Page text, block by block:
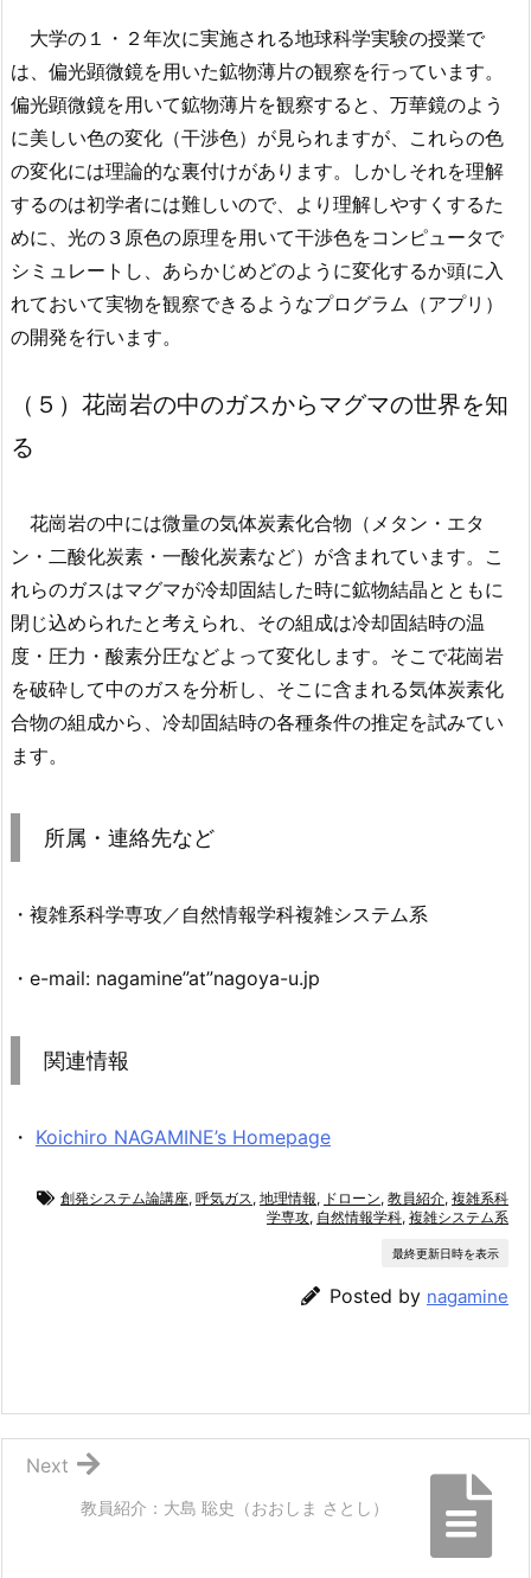
大学の１・２年次に実施される地球科学実験の授業で
は、偏光顕微鏡を用いた鉱物薄片の観察を行っています。
偏光顕微鏡を用いて鉱物薄片を観察すると、万華鏡のよう
に美しい色の変化（干渉色）が見られますが、これらの色
の変化には理論的な裏付けがあります。しかしそれを理解
するのは初学者には難しいので、より理解しやすくするた
めに、光の３原色の原理を用いて干渉色をコンピュータで
シミュレートし、あらかじめどのように変化するか頭に入
れておいて実物を観察できるようなプログラム（アプリ）
の開発を行います。
（５）花崗岩の中のガスからマグマの世界を知
る
花崗岩の中には微量の気体炭素化合物（メタン・エタ
ン・二酸化炭素・一酸化炭素など）が含まれています。こ
れらのガスはマグマが冷却固結した時に鉱物結晶とともに
閉じ込められたと考えられ、その組成は冷却固結時の温
度・圧力・酸素分圧などよって変化します。そこで花崗岩
を破砕して中のガスを分析し、そこに含まれる気体炭素化
合物の組成から、冷却固結時の各種条件の推定を試みてい
ます。
所属・連絡先など
・複雑系科学専攻／自然情報学科複雑システム系
・e-mail: nagamine”at”nagoya-u.jp
関連情報
・ Koichiro NAGAMINE’s Homepage
創発システム論講座, 呼気ガス , 地理情報, ドローン, 教員紹介, 複雑系科
学専攻, 自然情報学科, 複雑システム系
最終更新日時を表示
Posted by nagamine
教員紹介：大島 聡史（おおしま さとし）
Next